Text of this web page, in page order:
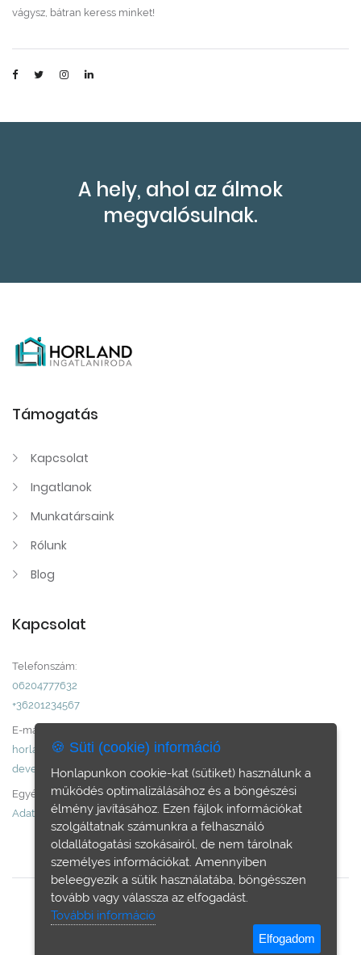
vágysz, bátran keress minket!
A hely, ahol az álmok
megvalósulnak.
Támogatás
Kapcsolat
Ingatlanok
Munkatársaink
Rólunk
Blog
Kapcsolat
Telefonszám:
06204777632
+36201234567
E-mail:
horlandiroda@gmail.com
develop@dummy.com
Egyéb:
Adatvédelem
© Horland Ingatlan - Minden jog fenntartva.
🍪 Süti (cookie) információ
Honlapunkon cookie-kat (sütiket) használunk a
működés optimalizálásához és a böngészési
élmény javításához. Ezen fájlok információkat
szolgáltatnak számunkra a felhasználó
oldallátogatási szokásairól, de nem tárolnak
személyes információkat. Amennyiben
beleegyezik a sütik használatába, böngésszen
tovább vagy válassza az elfogadást.
További információ
Elfogadom